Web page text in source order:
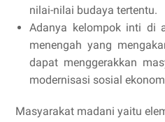
nilai-nilai budaya tertentu.
Adanya kelompok inti di
menengah yang
dapat menggerakkan
modernisasi sosial
Masyarakat madani yaitu